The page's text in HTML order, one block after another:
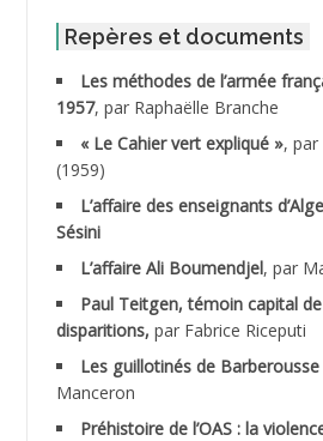
ABID Mohamed
ABNOUN Salah
ACHACHE M.*
ACHLAF Ali
ADALMI
ADANE Ramdane *
ADDAD
Repères et documents
Les méthodes de l’armée
1957, par Raphaëlle Branche
« Le Cahier vert expliqué », par
(1959)
L’affaire des enseignants
Sésini
L’affaire Ali Boumendjel, par
Paul Teitgen, témoin capital
disparitions, par Fabrice Riceputi
Les guillotinés de
Manceron
Préhistoire de l’OAS : la